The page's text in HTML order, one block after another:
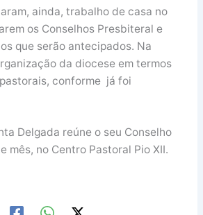
ainda, trabalho de casa no
os Conselhos Presbiteral e
que serão antecipados. Na
da diocese em termos
conforme já foi
Delgada reúne o seu Conselho
mês, no Centro Pastoral Pio XII.